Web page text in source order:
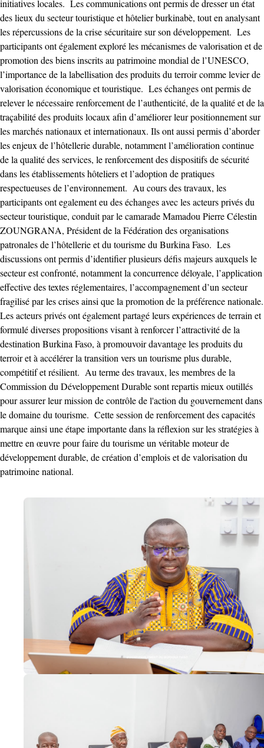
initiatives locales. Les communications ont permis de dresser un état
des lieux du secteur touristique et hôtelier burkinabè, tout en analysant
les répercussions de la crise sécuritaire sur son développement. Les
participants ont également exploré les mécanismes de valorisation et de
promotion des biens inscrits au patrimoine mondial de l’UNESCO,
l’importance de la labellisation des produits du terroir comme levier de
valorisation économique et touristique. Les échanges ont permis de
relever le nécessaire renforcement de l’authenticité, de la qualité et de la
traçabilité des produits locaux afin d’améliorer leur positionnement sur
les marchés nationaux et internationaux. Ils ont aussi permis d’aborder
les enjeux de l’hôtellerie durable, notamment l’amélioration continue
de la qualité des services, le renforcement des dispositifs de sécurité
dans les établissements hôteliers et l’adoption de pratiques
respectueuses de l’environnement. Au cours des travaux, les
participants ont egalement eu des échanges avec les acteurs privés du
secteur touristique, conduit par le camarade Mamadou Pierre Célestin
ZOUNGRANA, Président de la Fédération des organisations
patronales de l’hôtellerie et du tourisme du Burkina Faso. Les
discussions ont permis d’identifier plusieurs défis majeurs auxquels le
secteur est confronté, notamment la concurrence déloyale, l’application
effective des textes réglementaires, l’accompagnement d’un secteur
fragilisé par les crises ainsi que la promotion de la préférence nationale.
Les acteurs privés ont également partagé leurs expériences de terrain et
formulé diverses propositions visant à renforcer l’attractivité de la
destination Burkina Faso, à promouvoir davantage les produits du
terroir et à accélérer la transition vers un tourisme plus durable,
compétitif et résilient. Au terme des travaux, les membres de la
Commission du Développement Durable sont repartis mieux outillés
pour assurer leur mission de contrôle de l'action du gouvernement dans
le domaine du tourisme. Cette session de renforcement des capacités
marque ainsi une étape importante dans la réflexion sur les stratégies à
mettre en œuvre pour faire du tourisme un véritable moteur de
développement durable, de création d’emplois et de valorisation du
patrimoine national.